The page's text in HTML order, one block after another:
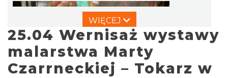
WIĘCEJ
25.04 Wernisaż wystawy
malarstwa Marty
Czarrneckiej – Tokarz w